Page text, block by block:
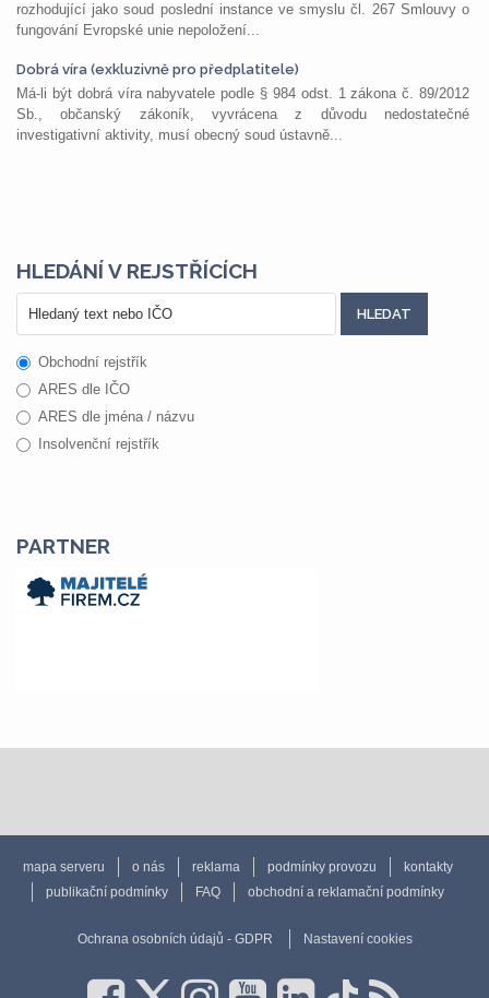
rozhodující jako soud poslední instance ve smyslu čl. 267 Smlouvy o
fungování Evropské unie nepoložení...
Dobrá víra (exkluzivně pro předplatitele)
Má-li být dobrá víra nabyvatele podle § 984 odst. 1 zákona č. 89/2012
Sb., občanský zákoník, vyvrácena z důvodu nedostatečné
investigativní aktivity, musí obecný soud ústavně...
HLEDÁNÍ V REJSTŘÍCÍCH
Obchodní rejstřík
ARES dle IČO
ARES dle jména / názvu
Insolvenční rejstřík
PARTNER
mapa serveru o nás reklama podmínky provozu
kontakty
publikační podmínky
FAQ obchodní a reklamační podmínky
Ochrana osobních údajů - GDPR Nastavení cookies